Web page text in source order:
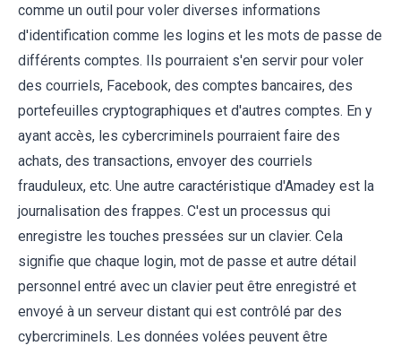
comme un outil pour voler diverses informations
d'identification comme les logins et les mots de passe de
différents comptes. Ils pourraient s'en servir pour voler
des courriels, Facebook, des comptes bancaires, des
portefeuilles cryptographiques et d'autres comptes. En y
ayant accès, les cybercriminels pourraient faire des
achats, des transactions, envoyer des courriels
frauduleux, etc. Une autre caractéristique d'Amadey est la
journalisation des frappes. C'est un processus qui
enregistre les touches pressées sur un clavier. Cela
signifie que chaque login, mot de passe et autre détail
personnel entré avec un clavier peut être enregistré et
envoyé à un serveur distant qui est contrôlé par des
cybercriminels. Les données volées peuvent être